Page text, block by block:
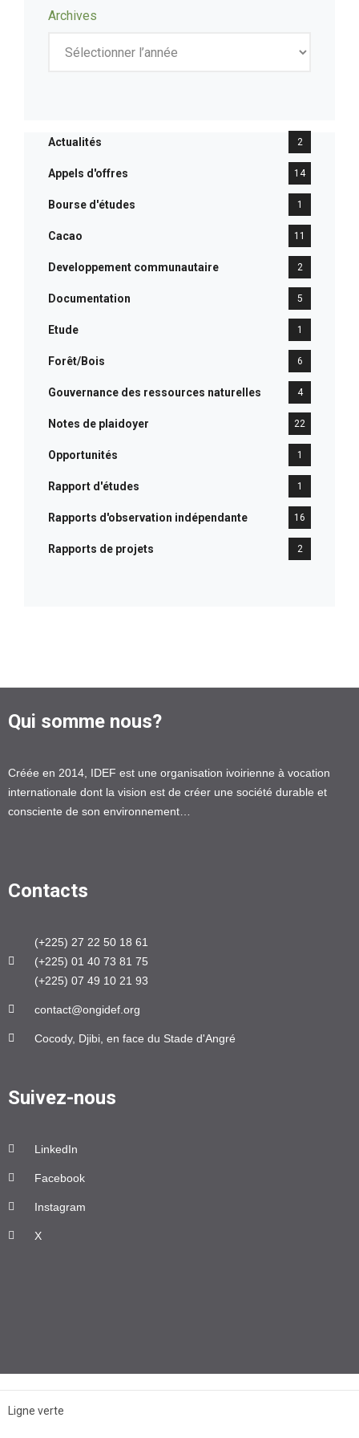
Archives
Actualités 2
Appels d'offres 14
Bourse d'études 1
Cacao 11
Developpement communautaire 2
Documentation 5
Etude 1
Forêt/Bois 6
Gouvernance des ressources naturelles 4
Notes de plaidoyer 22
Opportunités 1
Rapport d'études 1
Rapports d'observation indépendante 16
Rapports de projets 2
Qui somme nous?
Créée en 2014, IDEF est une organisation ivoirienne à vocation
internationale dont la vision est de créer une société durable et
consciente de son environnement…
Contacts
(+225) 27 22 50 18 61
(+225) 01 40 73 81 75
(+225) 07 49 10 21 93
contact@ongidef.org
Cocody, Djibi, en face du Stade d'Angré
Suivez-nous
LinkedIn
Facebook
Instagram
X
Ligne verte